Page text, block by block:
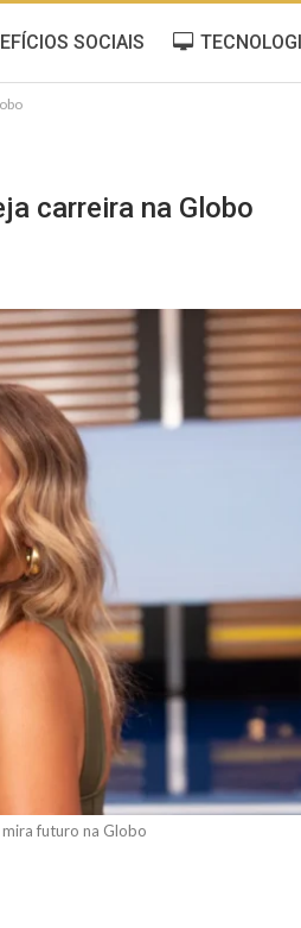
SOCIAIS
carreira na Globo
futuro na Globo